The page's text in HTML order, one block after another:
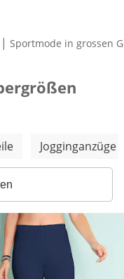
| Sportmode in grossen
Jogginganzüge